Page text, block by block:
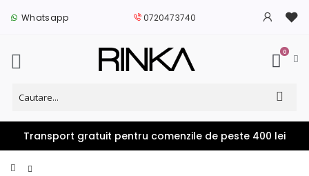
Whatsapp 0720473740
0
Transport gratuit pentru comenzile de peste 400 lei
Home